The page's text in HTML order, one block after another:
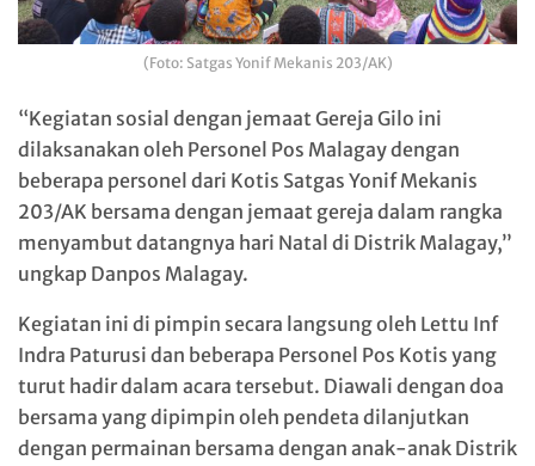
(Foto: Satgas Yonif Mekanis 203/AK)
“Kegiatan sosial dengan jemaat Gereja Gilo ini
dilaksanakan oleh Personel Pos Malagay dengan
beberapa personel dari Kotis Satgas Yonif Mekanis
203/AK bersama dengan jemaat gereja dalam rangka
menyambut datangnya hari Natal di Distrik Malagay,”
ungkap Danpos Malagay.
Kegiatan ini di pimpin secara langsung oleh Lettu Inf
Indra Paturusi dan beberapa Personel Pos Kotis yang
turut hadir dalam acara tersebut. Diawali dengan doa
bersama yang dipimpin oleh pendeta dilanjutkan
dengan permainan bersama dengan anak-anak Distrik